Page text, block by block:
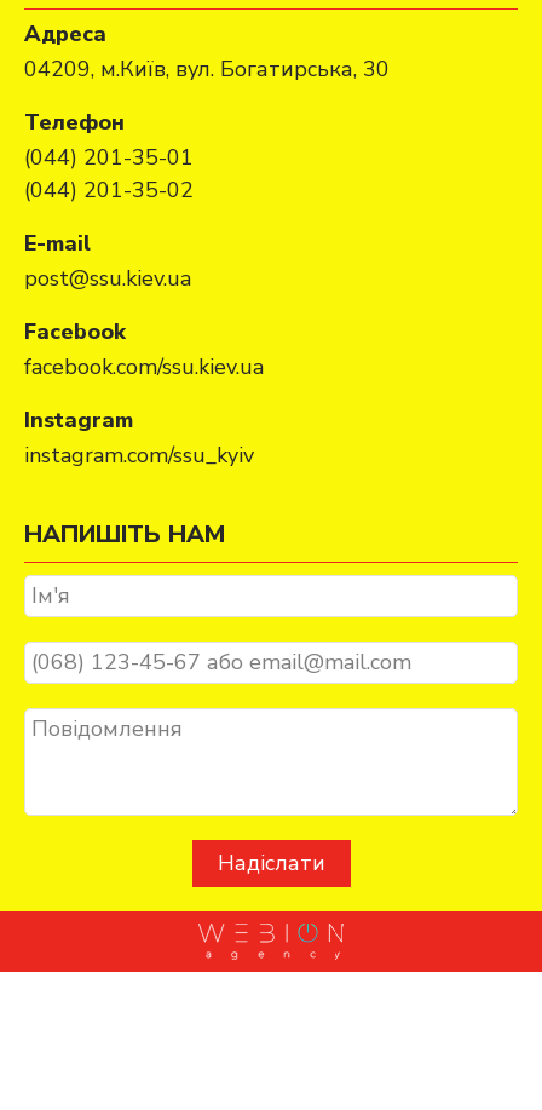
Адреса
04209, м.Київ, вул. Богатирська, 30
Телефон
(044) 201-35-01
(044) 201-35-02
E-mail
post@ssu.kiev.ua
Facebook
facebook.com/ssu.kiev.ua
Instagram
instagram.com/ssu_kyiv
НАПИШІТЬ НАМ